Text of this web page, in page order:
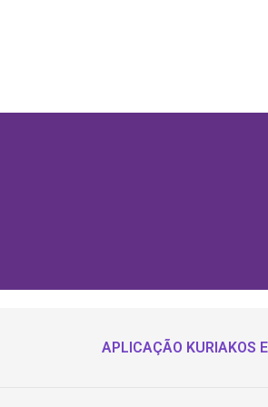
APLICAÇÃO KURIAKOS